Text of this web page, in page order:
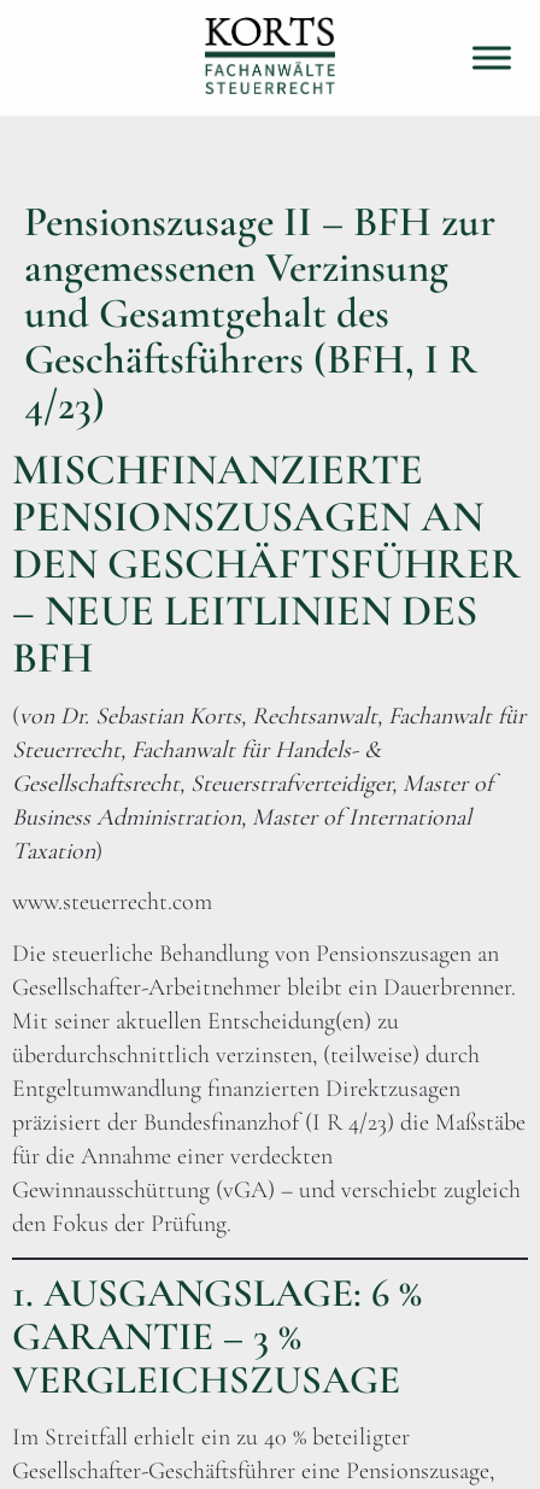
Pensionszusage II – BFH zur
angemessenen Verzinsung
und Gesamtgehalt des
Geschäftsführers (BFH, I R
4/23)
MISCHFINANZIERTE
PENSIONSZUSAGEN AN
DEN GESCHÄFTSFÜHRER
– NEUE LEITLINIEN DES
BFH
(von Dr. Sebastian Korts, Rechtsanwalt, Fachanwalt für
Steuerrecht, Fachanwalt für Handels- &
Gesellschaftsrecht, Steuerstrafverteidiger, Master of
Business Administration, Master of International
Taxation)
www.steuerrecht.com
Die steuerliche Behandlung von Pensionszusagen an
Gesellschafter-Arbeitnehmer bleibt ein Dauerbrenner.
Mit seiner aktuellen Entscheidung(en) zu
überdurchschnittlich verzinsten, (teilweise) durch
Entgeltumwandlung finanzierten Direktzusagen
präzisiert der Bundesfinanzhof (I R 4/23) die Maßstäbe
für die Annahme einer verdeckten
Gewinnausschüttung (vGA) – und verschiebt zugleich
den Fokus der Prüfung.
1. AUSGANGSLAGE: 6 %
GARANTIE – 3 %
VERGLEICHSZUSAGE
Im Streitfall erhielt ein zu 40 % beteiligter
Gesellschafter-Geschäftsführer eine Pensionszusage,